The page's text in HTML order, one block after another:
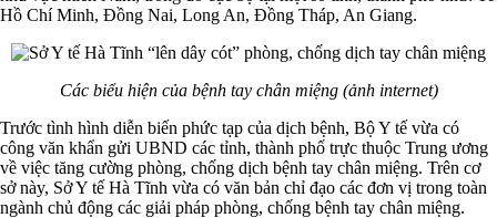
Hồ Chí Minh, Đồng Nai, Long An, Đồng Tháp, An Giang.
Các biểu hiện của bệnh tay chân miệng (ảnh internet)
Trước tình hình diễn biến phức tạp của dịch bệnh, Bộ Y tế vừa có
công văn khẩn gửi UBND các tỉnh, thành phố trực thuộc Trung ương
về việc tăng cường phòng, chống dịch bệnh tay chân miệng. Trên cơ
sở này, Sở Y tế Hà Tĩnh vừa có văn bản chỉ đạo các đơn vị trong toàn
ngành chủ động các giải pháp phòng, chống bệnh tay chân miệng.